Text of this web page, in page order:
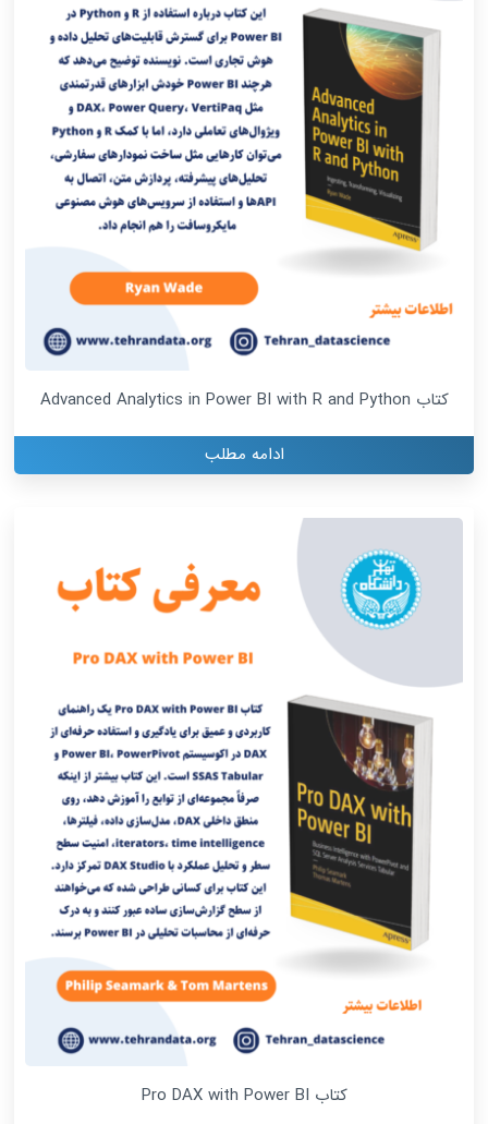
کتاب Advanced Analytics in Power BI with R and Python
ادامه مطلب
کتاب Pro DAX with Power BI